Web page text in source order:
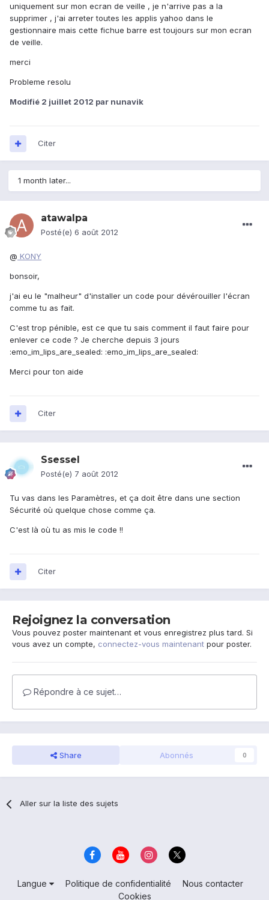
uniquement sur mon ecran de veille , je n'arrive pas a la
supprimer , j'ai arreter toutes les applis yahoo dans le
gestionnaire mais cette fichue barre est toujours sur mon ecran
de veille.
merci
Probleme resolu
Modifié 2 juillet 2012 par nunavik
Citer
1 month later...
atawalpa
Posté(e) 6 août 2012
@ KONY
bonsoir,
j'ai eu le "malheur" d'installer un code pour dévérouiller l'écran
comme tu as fait.
C'est trop pénible, est ce que tu sais comment il faut faire pour
enlever ce code ? Je cherche depuis 3 jours
:emo_im_lips_are_sealed: :emo_im_lips_are_sealed:
Merci pour ton aide
Citer
Ssessel
Posté(e) 7 août 2012
Tu vas dans les Paramètres, et ça doit être dans une section
Sécurité où quelque chose comme ça.
C'est là où tu as mis le code !!
Citer
Rejoignez la conversation
Vous pouvez poster maintenant et vous enregistrez plus tard. Si
vous avez un compte, connectez-vous maintenant pour poster.
Répondre à ce sujet…
Share Abonnés 0
Aller sur la liste des sujets
Langue Politique de confidentialité
Nous contacter
Cookies